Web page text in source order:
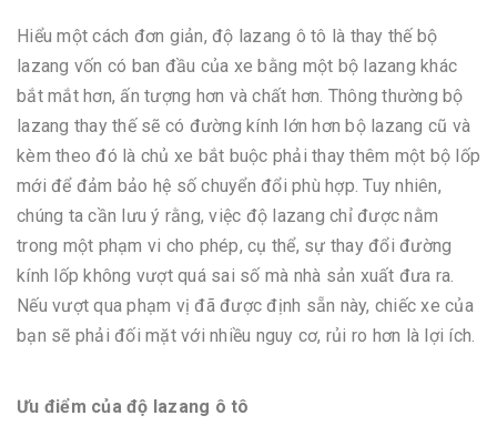
Hiểu một cách đơn giản, độ lazang ô tô là thay thế bộ
lazang vốn có ban đầu của xe bằng một bộ lazang khác
bắt mắt hơn, ấn tượng hơn và chất hơn. Thông thường bộ
lazang thay thế sẽ có đường kính lớn hơn bộ lazang cũ và
kèm theo đó là chủ xe bắt buộc phải thay thêm một bộ lốp
mới để đảm bảo hệ số chuyển đổi phù hợp. Tuy nhiên,
chúng ta cần lưu ý rằng, việc độ lazang chỉ được nằm
trong một phạm vi cho phép, cụ thể, sự thay đổi đường
kính lốp không vượt quá sai số mà nhà sản xuất đưa ra.
Nếu vượt qua phạm vị đã được định sẵn này, chiếc xe của
bạn sẽ phải đối mặt với nhiều nguy cơ, rủi ro hơn là lợi ích.
Ưu điểm của độ lazang ô tô